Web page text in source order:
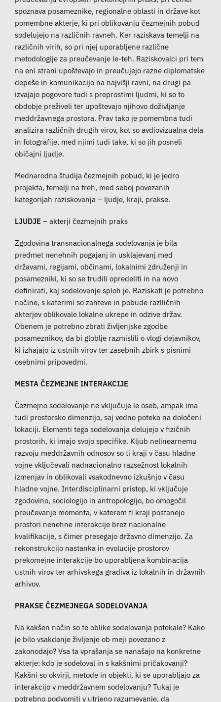
spoznava posameznike, regionalne oblasti in države kot
pomembne akterje, ki pri oblikovanju čezmejnih pobud
sodelujejo na različnih ravneh. Ker raziskava temelji na
različnih virih, so pri njej uporabljene različne
metodologije za preučevanje le-teh. Raziskovalci pri tem
na eni strani upoštevajo in preučujejo razne diplomatske
depeše in komunikacijo na najvišji ravni, na drugi pa
izvajajo pogovore tudi s preprostimi ljudmi, ki so to
obdobje preživeli ter upoštevajo njihovo doživljanje
meddržavnega prostora. Prav tako je pomembna tudi
analizira različnih drugih virov, kot so avdiovizualna dela
in fotografije, med njimi tudi take, ki so jih posneli
običajni ljudje.
Mednarodna študija čezmejnih pobud, ki je jedro
projekta, temelji na treh, med seboj povezanih
kategorijah raziskovanja – ljudje, kraji, prakse.
LJUDJE– akterji čezmejnih praks
Zgodovina transnacionalnega sodelovanja je bila
predmet nenehnih pogajanj in usklajevanj med
državami, regijami, občinami, lokalnimi združenji in
posamezniki, ki so se trudili opredeliti in na novo
definirati, kaj sodelovanje sploh je. Raziskati je potrebno
načine, s katerimi so zahteve in pobude razlličnih
akterjev oblikovale lokalne ukrepe in odzive držav.
Obenem je potrebno zbrati življenjske zgodbe
posameznikov, da bi globlje razmislili o vlogi dejavnikov,
ki izhajajo iz ustnih virov ter zasebnih zbirk s pisnimi
osebnimi pripovedmi.
MESTA ČEZMEJNE INTERAKCIJE
Čezmejno sodelovanje ne vključuje le oseb, ampak ima
tudi prostorsko dimenzijo, saj vedno poteka na določeni
lokaciji. Elementi tega sodelovanja delujejo v fizičnih
prostorih, ki imajo svojo specifike. Kljub nelinearnemu
razvoju meddržavnih odnosov so ti kraji v času hladne
vojne vključevali nadnacionalno razsežnost lokalnih
izmenjav in oblikovali vsakodnevno izkušnjo v času
hladne vojne. Interdisciplinarni pristop, ki vključuje
zgodovino, sociologijo in antropologijo, bo omogočil
preučevanje momenta, v katerem ti kraji postanejo
prostori nenehne interakcije brez nacionalne
kvalifikacije, s čimer presegajo državno dimenzijo. Za
rekonstrukcijo nastanka in evolucije prostorov
prekomejne interakcije bo uporabljena kombinacija
ustnih virov ter arhivskega gradiva iz lokalnih in državnih
arhivov.
PRAKSE ČEZMEJNEGA SODELOVANJA
Na kakšen način so te oblike sodelovanja potekale? Kako
je bilo vsakdanje življenje ob meji povezano z
zakonodajo? Vsa ta vprašanja se nanašajo na konkretne
akterje: kdo je sodeloval in s kakšnimi pričakovanji?
Kakšni so okvirji, metode in objekti, ki se uporabljajo za
interakcijo v meddržavnem sodelovanju? Tukaj je
potrebno podvomiti v utrjeno razumevanje, da